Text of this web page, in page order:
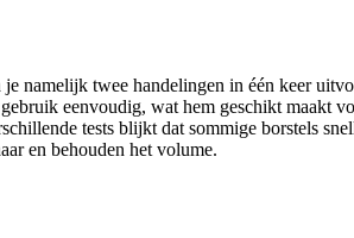
namelijk twee handelingen in één keer
eenvoudig, wat hem geschikt maakt
tests blijkt dat sommige borstels
en behouden het volume.